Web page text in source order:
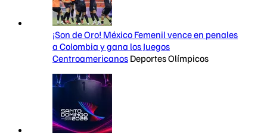
¡Son de Oro! México Femenil vence en penales
a Colombia y gana los Juegos
Centroamericanos Deportes Olímpicos